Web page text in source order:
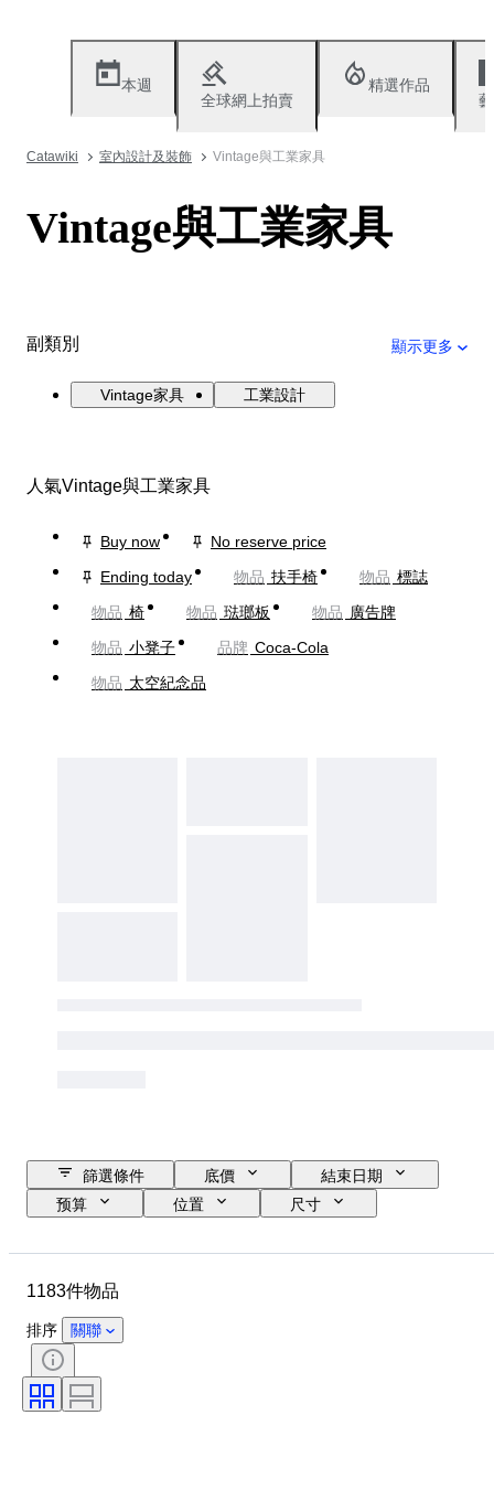
本週
全球網上拍賣
精選作品
Catawiki 室內設計及裝飾 Vintage與工業家具
Vintage與工業家具
副類別 顯示更多
Vintage家具 工業設計
人氣Vintage與工業家具
Buy now
No reserve price
Ending today
物品 扶手椅 物品 標誌
物品 椅 物品 琺瑯板 物品 廣告牌
物品 小凳子 品牌 Coca-Cola
物品 太空紀念品
篩選條件 底價
結束日期
预算
位置
尺寸
額外
簽名
錶芯
自鳴鐘
已測試及運作中
1183件物品
排序 關聯